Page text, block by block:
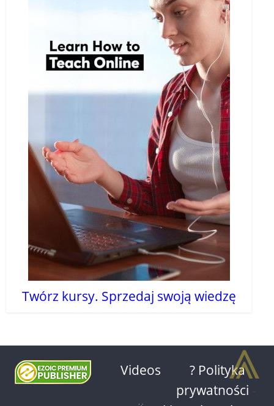
Twórz kursy. Sprzedaj swoją wiedzę
Videos
? Polityka
prywatności
⩓